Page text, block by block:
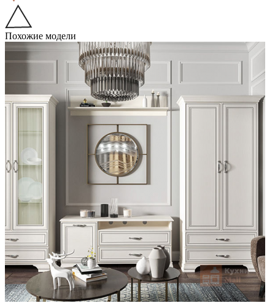
Похожие модели